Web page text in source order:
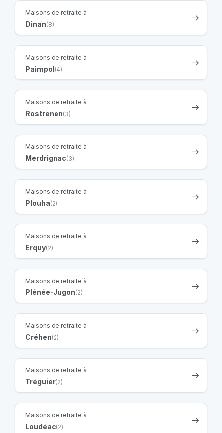
Maisons de retraite à
Dinan(8)
Maisons de retraite à
Paimpol(4)
Maisons de retraite à
Rostrenen(3)
Maisons de retraite à
Merdrignac(3)
Maisons de retraite à
Plouha(2)
Maisons de retraite à
Erquy(2)
Maisons de retraite à
Plénée-Jugon(2)
Maisons de retraite à
Créhen(2)
Maisons de retraite à
Tréguier(2)
Maisons de retraite à
Loudéac(2)